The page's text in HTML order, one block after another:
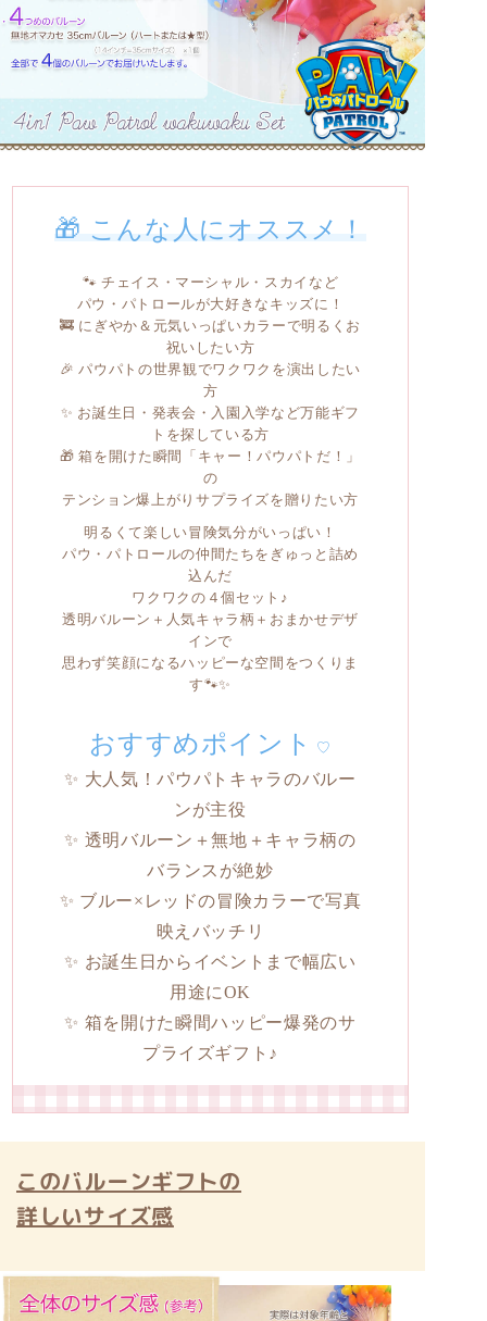
🎁 こんな人にオススメ！
🐾 チェイス・マーシャル・スカイなど
パウ・パトロールが大好きなキッズに！
🚒 にぎやか＆元気いっぱいカラーで明るくお
祝いしたい方
🎉 パウパトの世界観でワクワクを演出したい
方
✨ お誕生日・発表会・入園入学など万能ギフ
トを探している方
🎁 箱を開けた瞬間「キャー！パウパトだ！」
の
テンション爆上がりサプライズを贈りたい方
明るくて楽しい冒険気分がいっぱい！
パウ・パトロールの仲間たちをぎゅっと詰め
込んだ
ワクワクの４個セット♪
透明バルーン＋人気キャラ柄＋おまかせデザ
インで
思わず笑顔になるハッピーな空間をつくりま
す🐾✨
おすすめポイント ♡
✨ 大人気！パウパトキャラのバルー
ンが主役
✨ 透明バルーン＋無地＋キャラ柄の
バランスが絶妙
✨ ブルー×レッドの冒険カラーで写真
映えバッチリ
✨ お誕生日からイベントまで幅広い
用途にOK
✨ 箱を開けた瞬間ハッピー爆発のサ
プライズギフト♪
このバルーンギフトの
詳しいサイズ感